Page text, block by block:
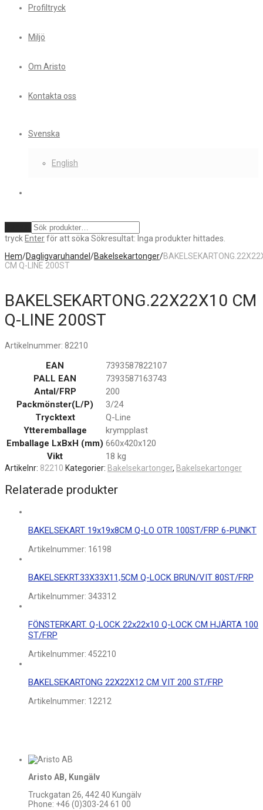
Profiltryck
Miljö
Om Aristo
Kontakta oss
Svenska
English
tryck Enterför att söka Sökresultat: Inga produkter hittades.
Hem/Dagligvaruhandel /Bakelsekartonger/
CM Q-LINE 200ST
BAKELSEKARTONG.22X22X10 CM
Q-LINE 200ST
Artikelnummer: 82210
EAN
7393587822107
PALL EAN
7393587163743
Antal/FRP
200
Packmönster(L/P)
3/24
Trycktext
Q-Line
Ytteremballage
krympplast
Emballage LxBxH (mm) 660x420x120
Vikt
18 kg
Artikelnr: 82210 Kategorier: Bakelsekartonger, Bakelsekartonger
Relaterade produkter
BAKELSEKART 19x19x8CM Q-LO OTR 100ST/FRP 6-PUNKT
Artikelnummer: 16198
BAKELSEKRT.33X33X11,5CM Q-LOCK BRUN/VIT 80ST/FRP
Artikelnummer: 343312
FÖNSTERKART. Q-LOCK 22x22x10 Q-LOCK CM HJÄRTA 100
ST/FRP
Artikelnummer: 452210
BAKELSEKARTONG 22X22X12 CM VIT 200 ST/FRP
Artikelnummer: 12212
Aristo AB, Kungälv
Truckgatan 26, 442 40 Kungälv
Phone: +46 (0)303-24 61 00